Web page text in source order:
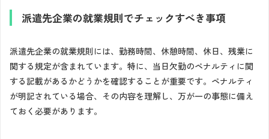
派遣先企業の就業規則でチェックすべき事項
派遣先企業の就業規則には、勤務時間、休憩時間、休日、残業に
関する規定が含まれています。特に、当日欠勤のペナルティに関
する記載があるかどうかを確認することが重要です。ペナルティ
が明記されている場合、その内容を理解し、万が一の事態に備え
ておく必要があります。